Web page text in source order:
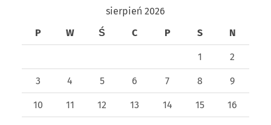
sierpień 2026
P
W Ś C P S N
1 2
3 4 5 6 7 8 9
10 11 12 13 14 15 16